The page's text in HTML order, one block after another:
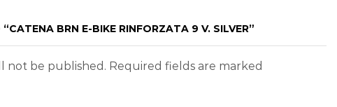
“CATENA BRN E-BIKE RINFORZATA 9 V. SILVER”
not be published. Required fields are marked